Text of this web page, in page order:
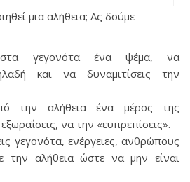
μια αλήθεια; Ας δούμε
γεγονότα ένα ψέμα, να
και να δυναμιτίσεις την
την αλήθεια ένα μέρος της
να την «ευπρεπίσεις».
γεγονότα, ενέργειες, ανθρώπους
την αλήθεια ώστε να μην είναι